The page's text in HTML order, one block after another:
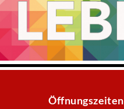
Öffnungszeiten